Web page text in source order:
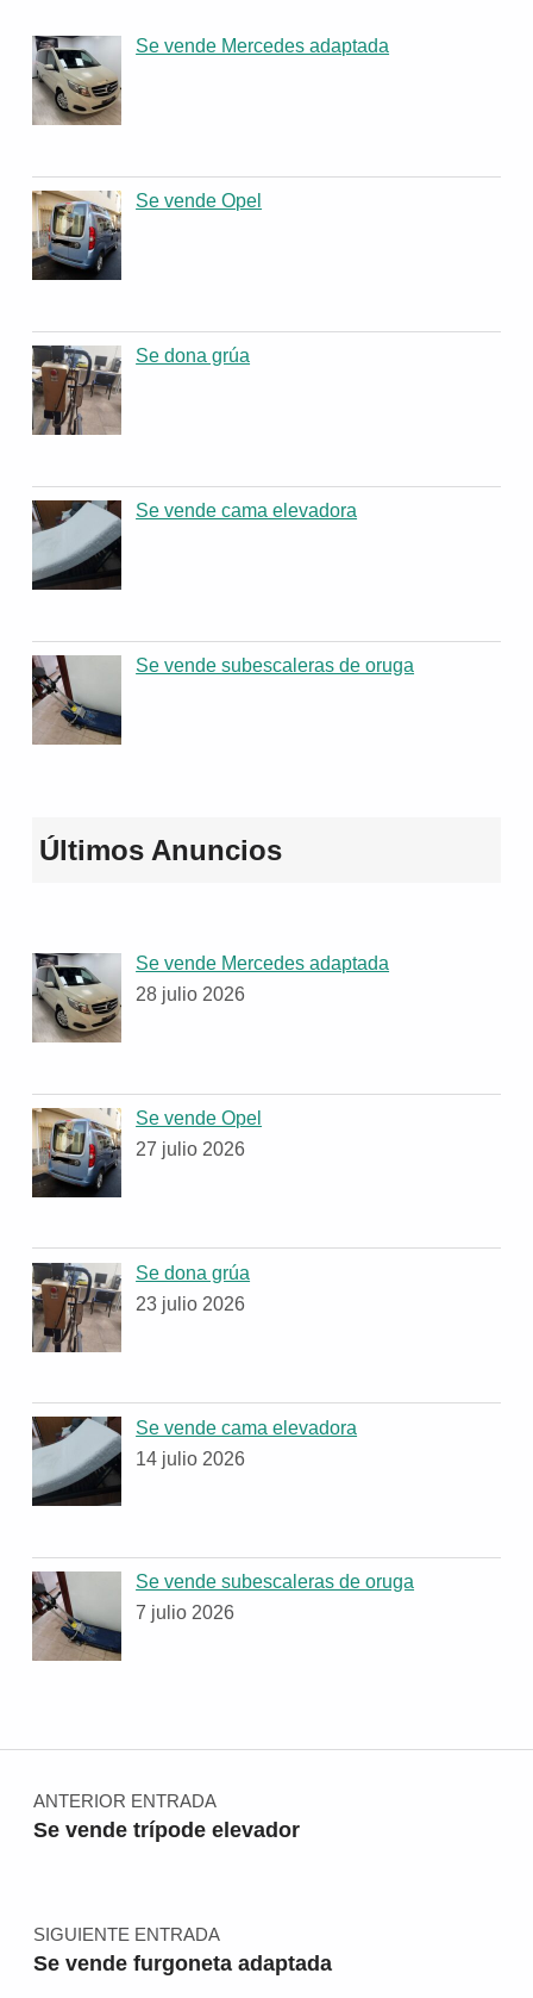
Se vende Mercedes adaptada
Se vende Opel
Se dona grúa
Se vende cama elevadora
Se vende subescaleras de oruga
Últimos Anuncios
Se vende Mercedes adaptada
28 julio 2026
Se vende Opel
27 julio 2026
Se dona grúa
23 julio 2026
Se vende cama elevadora
14 julio 2026
Se vende subescaleras de oruga
7 julio 2026
Navegación de entradas
ANTERIOR ENTRADA
Se vende trípode elevador
SIGUIENTE ENTRADA
Se vende furgoneta adaptada